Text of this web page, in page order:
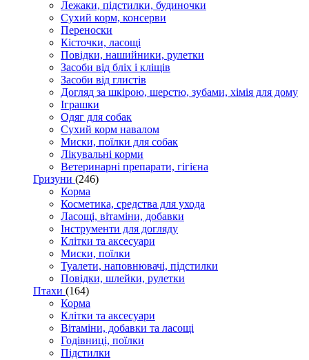
Лежаки, підстилки, будиночки
Сухий корм, консерви
Переноски
Кісточки, ласощі
Повідки, нашийники, рулетки
Засоби від бліх і кліщів
Засоби від глистів
Догляд за шкірою, шерстю, зубами, хімія для дому
Іграшки
Одяг для собак
Сухий корм навалом
Миски, поїлки для собак
Лікувальні корми
Ветеринарні препарати, гігієна
Гризуни (246)
Корма
Косметика, средства для ухода
Ласощі, вітаміни, добавки
Інструменти для догляду
Клітки та аксесуари
Миски, поїлки
Туалети, наповнювачі, підстилки
Повідки, шлейки, рулетки
Птахи (164)
Корма
Клітки та аксесуари
Вітаміни, добавки та ласощі
Годівниці, поїлки
Підстилки